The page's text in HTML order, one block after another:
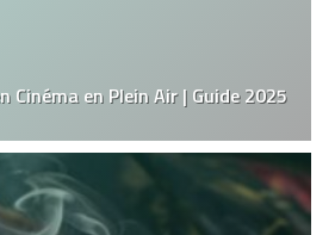
Cinéma en Plein Air | Guide 2025